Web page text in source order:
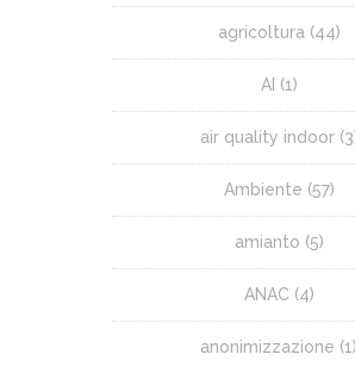
agricoltura (44)
AI (1)
air quality indoor
Ambiente (57)
amianto (5)
ANAC (4)
anonimizzazione (1)